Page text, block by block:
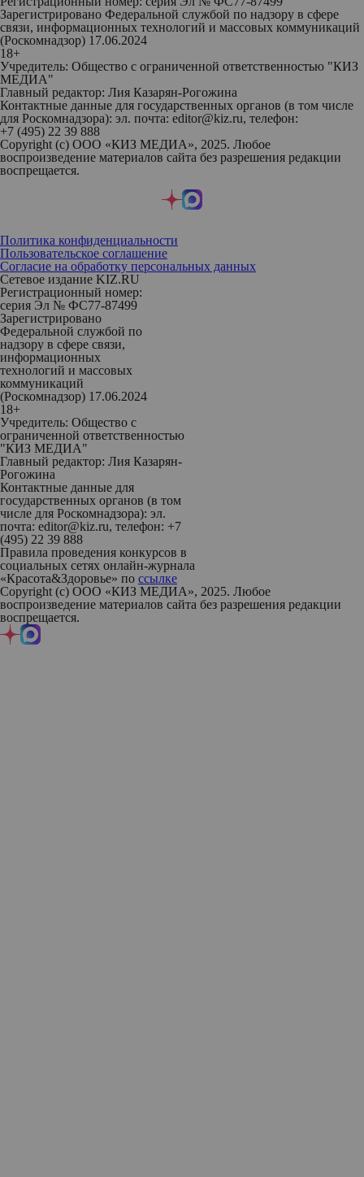
Зарегистрировано Федеральной службой по надзору в сфере
связи, информационных технологий и массовых коммуникаций
(Роскомнадзор) 17.06.2024
18+
Учредитель: Общество с ограниченной ответственностью "КИЗ
МЕДИА"
Главный редактор: Лия Казарян-Рогожина
Контактные данные для государственных органов (в том числе
для Роскомнадзора): эл. почта: editor@kiz.ru, телефон:
+7 (495) 22 39 888
Copyright (с) ООО «КИЗ МЕДИА», 2025. Любое
воспроизведение материалов сайта без разрешения редакции
воспрещается.
Политика конфиденциальности
Пользовательское соглашение
Согласие на обработку персональных данных
Сетевое издание KIZ.RU
Регистрационный номер:
серия Эл № ФС77-87499
Зарегистрировано
Федеральной службой по
надзору в сфере связи,
информационных
технологий и массовых
коммуникаций
(Роскомнадзор) 17.06.2024
18+
Учредитель: Общество с
ограниченной ответственностью
"КИЗ МЕДИА"
Главный редактор: Лия Казарян-
Рогожина
Контактные данные для
государственных органов (в том
числе для Роскомнадзора): эл.
почта: editor@kiz.ru, телефон: +7
(495) 22 39 888
Правила проведения конкурсов в
социальных сетях онлайн-журнала
«Красота&Здоровье» по ссылке
Copyright (с) ООО «КИЗ МЕДИА», 2025. Любое
воспроизведение материалов сайта без разрешения редакции
воспрещается.